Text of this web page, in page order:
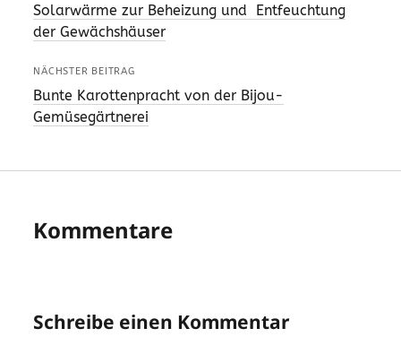
Solarwärme zur Beheizung und Entfeuchtung
der Gewächshäuser
NÄCHSTER BEITRAG
Bunte Karottenpracht von der Bijou-
Gemüsegärtnerei
Kommentare
Schreibe einen Kommentar